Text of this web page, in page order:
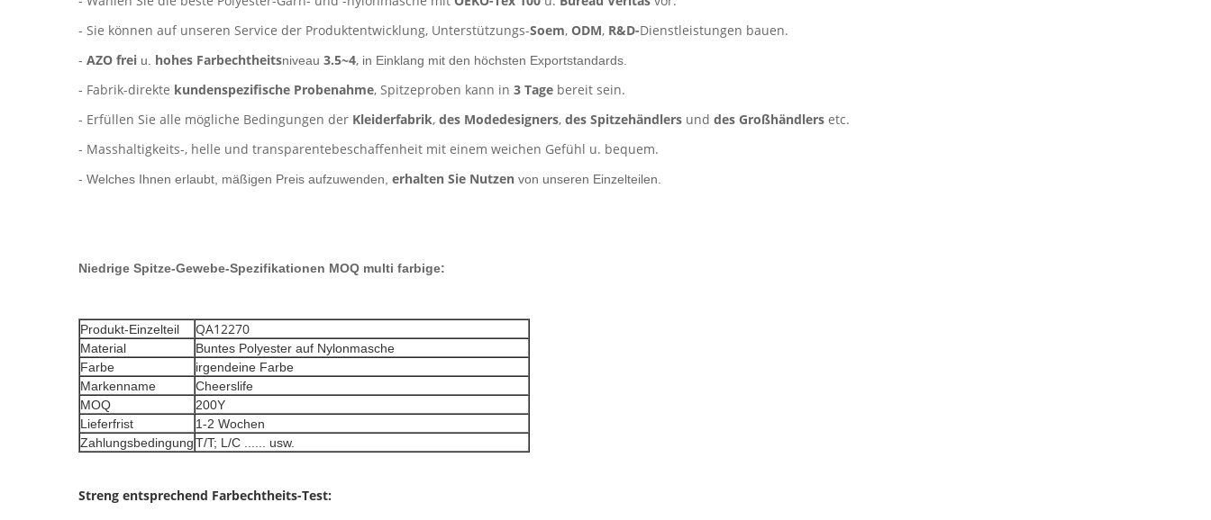
- Sie können auf unseren Service der Produktentwicklung, Unterstützungs-Soem, ODM, R&D-Dienstleistungen bauen.
- AZO frei u. hohes Farbechtheitsniveau 3.5~4, in Einklang mit den höchsten Exportstandards.
- Fabrik-direkte kundenspezifische Probenahme, Spitzeproben kann in 3 Tage bereit sein.
- Erfüllen Sie alle mögliche Bedingungen der Kleiderfabrik, des Modedesigners, des Spitzehändlers und des Großhändlers etc.
- Masshaltigkeits-, helle und transparentebeschaffenheit mit einem weichen Gefühl u. bequem.
- Welches Ihnen erlaubt, mäßigen Preis aufzuwenden, erhalten Sie Nutzen von unseren Einzelteilen.
Niedrige Spitze-Gewebe-Spezifikationen MOQ multi farbige:
Produkt-Einzelteil QA12270
Material
Buntes Polyester auf Nylonmasche
Farbe
irgendeine Farbe
Markenname
Cheerslife
MOQ
200Y
Lieferfrist
1-2 Wochen
ZahlungsbedingungT/T; L/C ...... usw.
Streng entsprechend Farbechtheits-Test: